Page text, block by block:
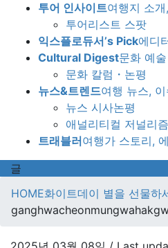
투어 인사이트여행지 소
투어리스트 스팟
익스플로듀서’s Pick에디
Cultural Digest문화 예
문화 칼럼・논평
뉴스&트렌드여행 뉴스,
뉴스 시사논평
애널리티컬 저널리즘
트래블러여행가 스토리,
글
HOME화이트데이 별을 선물하